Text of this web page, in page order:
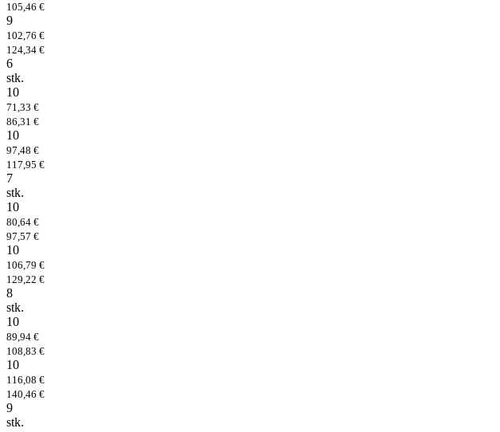
105,46 €
9
102,76 €
124,34 €
6
stk.
10
71,33 €
86,31 €
10
97,48 €
117,95 €
7
stk.
10
80,64 €
97,57 €
10
106,79 €
129,22 €
8
stk.
10
89,94 €
108,83 €
10
116,08 €
140,46 €
9
stk.